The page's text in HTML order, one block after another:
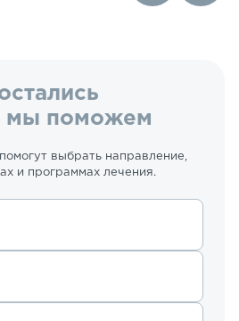
мы поможем
выбрать направление,
и программах лечения.